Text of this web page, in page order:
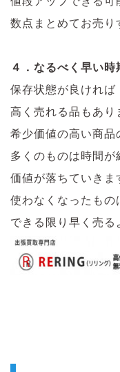
数点まとめてお売り
４．なるべく早い時
保存状態が良ければ
高く売れる品もあり
希少価値の高い商品
多くのものは時間が
価値が落ちていきま
使わなくなったもの
できる限り早く売る